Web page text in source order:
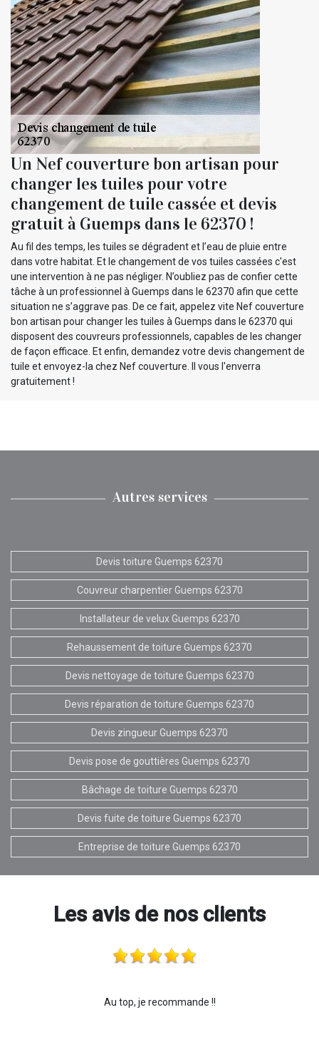
Un Nef couverture bon artisan pour
changer les tuiles pour votre
changement de tuile cassée et devis
gratuit à Guemps dans le 62370 !
Au fil des temps, les tuiles se dégradent et l’eau de pluie entre
dans votre habitat. Et le changement de vos tuiles cassées c'est
une intervention à ne pas négliger. N’oubliez pas de confier cette
tâche à un professionnel à Guemps dans le 62370 afin que cette
situation ne s’aggrave pas. De ce fait, appelez vite Nef couverture
bon artisan pour changer les tuiles à Guemps dans le 62370 qui
disposent des couvreurs professionnels, capables de les changer
de façon efficace. Et enfin, demandez votre devis changement de
tuile et envoyez-la chez Nef couverture. Il vous l'enverra
gratuitement !
Autres services
Devis toiture Guemps 62370
Couvreur charpentier Guemps 62370
Installateur de velux Guemps 62370
Rehaussement de toiture Guemps 62370
Devis nettoyage de toiture Guemps 62370
Devis réparation de toiture Guemps 62370
Devis zingueur Guemps 62370
Devis pose de gouttières Guemps 62370
Bâchage de toiture Guemps 62370
Devis fuite de toiture Guemps 62370
Entreprise de toiture Guemps 62370
Les avis de nos clients
Au top, je recommande !!